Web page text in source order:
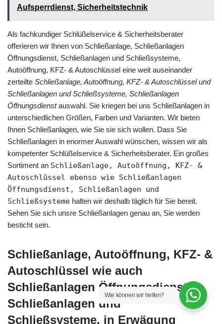
Aufsperrdienst, Sicherheitstechnik
Als fachkundiger Schlüßelservice & Sicherheitsberater
offerieren wir Ihnen von Schließanlage, Schließanlagen
Öffnungsdienst, Schließanlagen und Schließsysteme,
Autoöffnung, KFZ- & Autoschlüssel eine weit auseinander
zerteilte Schließanlage, Autoöffnung, KFZ- & Autoschlüssel und
Schließanlagen und Schließsysteme, Schließanlagen
Öffnungsdienstauswahl. Sie kriegen bei uns Schließanlagen in
unterschiedlichen Größen, Farben und Varianten. Wir bieten
Ihnen Schließanlagen, wie Sie sie sich wollen. Dass Sie
Schließanlagen in enormer Auswahl wünschen, wissen wir als
kompetenter Schlüßelservice & Sicherheitsberater. Ein großes
Sortiment an Schließanlage, Autoöffnung, KFZ- &
Autoschlüssel ebenso wie Schließanlagen
Öffnungsdienst, Schließanlagen und
Schließsysteme halten wir deshalb täglich für Sie bereit.
Sehen Sie sich unsre Schließanlagen genau an, Sie werden
besticht sein.
Schließanlage, Autoöffnung, KFZ- &
Autoschlüssel wie auch
Schließanlagen Öffnungsdienst,
Schließanlagen und
Schließsysteme, in Erwägung
Wie können wir helfen?